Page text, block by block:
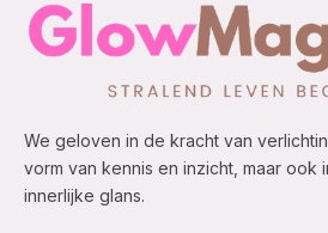
We geloven in de kracht van
vorm van kennis en inzicht, maar ook
innerlijke glans.